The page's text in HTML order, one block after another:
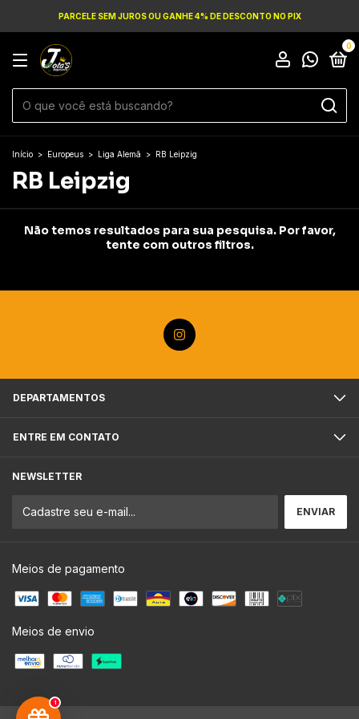
1
PARCELE SEM JUROS OU GANHE 4% DE DESCONTO NO PIX
0
Início > Europeus > Liga Alemã > RB Leipzig
RB Leipzig
Não temos resultados para sua pesquisa. Por favor,
tente com outros filtros.
DEPARTAMENTOS
ENTRE EM CONTATO
NEWSLETTER
Meios de pagamento
Meios de envio